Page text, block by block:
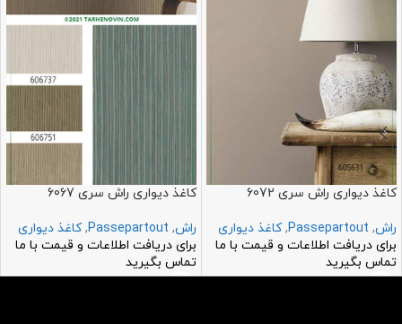
کاغذ دیواری راش سری 6072
راش,
Passepartout
, کاغذ دیواری
برای دریافت اطلاعات و قیمت با ما
تماس بگیرید
کاغذ دیواری راش سری 6067
راش,
Passepartout
, کاغذ دیواری
برای دریافت اطلاعات و قیمت با ما
تماس بگیرید